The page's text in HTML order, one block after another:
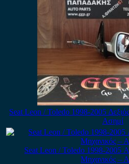
Seat Leon / Toledo 1998-2005
Ασημί
Seat Leon / Toledo 1998-2005
Μηχανικός –